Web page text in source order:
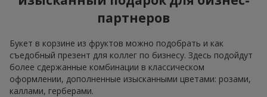
партнеров
Букет в корзине из фруктов можно подобрать и как
съедобный презент для коллег по бизнесу. Здесь подойдут
более сдержанные комбинации в классическом
оформлении, дополненные изысканными цветами: розами,
каллами, герберами.